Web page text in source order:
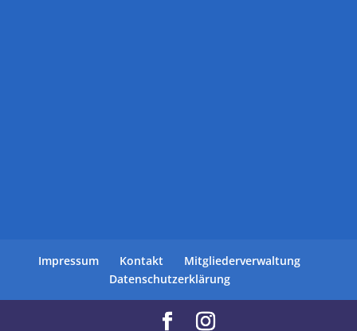
Impressum Kontakt
Mitgliederverwaltung
Datenschutzerklärung